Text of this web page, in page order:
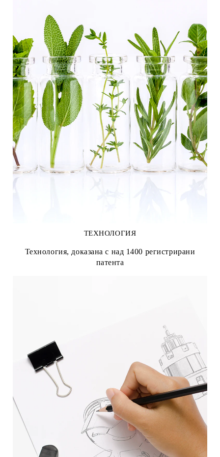
ТЕХНОЛОГИЯ
Технология, доказана с над 1400 регистрирани
патента